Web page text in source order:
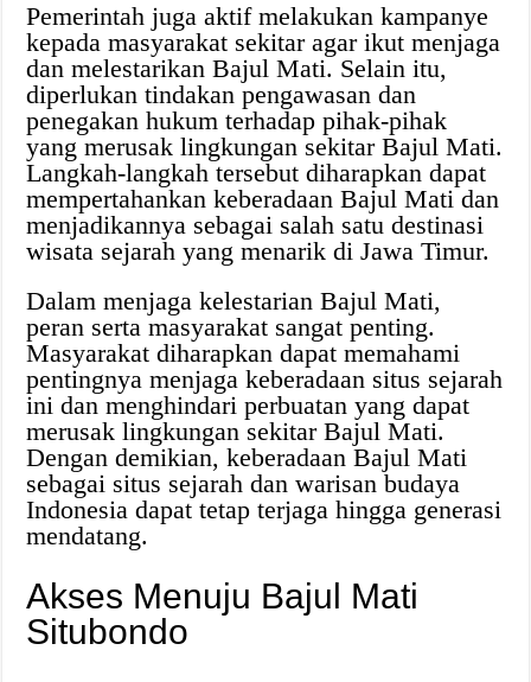
Pemerintah juga aktif melakukan kampanye
kepada masyarakat sekitar agar ikut menjaga
dan melestarikan Bajul Mati. Selain itu,
diperlukan tindakan pengawasan dan
penegakan hukum terhadap pihak-pihak
yang merusak lingkungan sekitar Bajul Mati.
Langkah-langkah tersebut diharapkan dapat
mempertahankan keberadaan Bajul Mati dan
menjadikannya sebagai salah satu destinasi
wisata sejarah yang menarik di Jawa Timur.
Dalam menjaga kelestarian Bajul Mati,
peran serta masyarakat sangat penting.
Masyarakat diharapkan dapat memahami
pentingnya menjaga keberadaan situs sejarah
ini dan menghindari perbuatan yang dapat
merusak lingkungan sekitar Bajul Mati.
Dengan demikian, keberadaan Bajul Mati
sebagai situs sejarah dan warisan budaya
Indonesia dapat tetap terjaga hingga generasi
mendatang.
Akses Menuju Bajul Mati
Situbondo